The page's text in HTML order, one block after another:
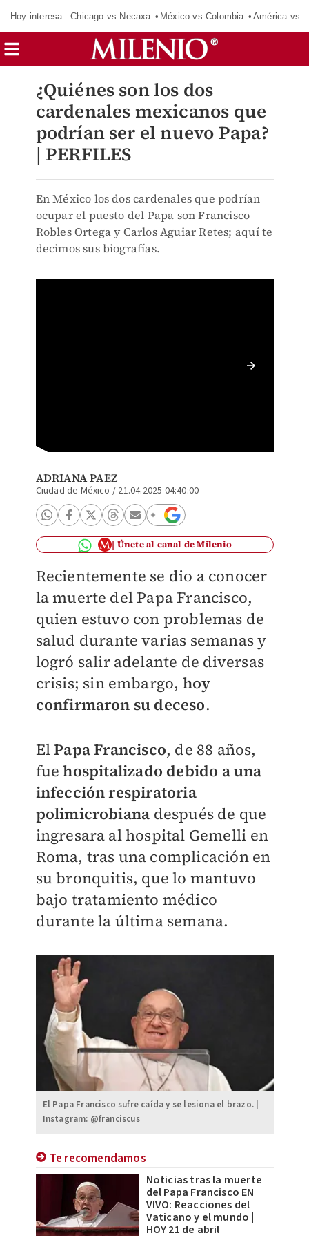
Hoy interesa: Chicago vs Necaxa México vs Colombia América vs
¿Quiénes son los dos
cardenales mexicanos que
podrían ser el nuevo Papa?
| PERFILES
En México los dos cardenales que podrían
ocupar el puesto del Papa son Francisco
Robles Ortega y Carlos Aguiar Retes; aquí te
decimos sus biografías.
ADRIANA PAEZ
Ciudad de México / 21.04.2025 04:40:00
Únete al canal de Milenio
Recientemente se dio a conocer
la muerte del Papa Francisco,
quien estuvo con problemas de
salud durante varias semanas y
logró salir adelante de diversas
crisis; sin embargo, hoy
confirmaron su deceso.
ElPapa Francisco, de 88 años,
fuehospitalizado debido a una
infección respiratoria
polimicrobiana después de que
ingresara al hospital Gemelli en
Roma, tras una complicación en
su bronquitis, que lo mantuvo
bajo tratamiento médico
durante la última semana.
El Papa Francisco sufre caída y se lesiona el brazo. |
Instagram: @franciscus
Te recomendamos
Noticias tras la muerte
del Papa Francisco EN
VIVO: Reacciones del
Vaticano y el mundo |
HOY 21 de abril